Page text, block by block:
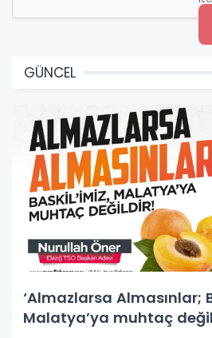
GÜNCEL
‘Almazlarsa Almasınlar;
Malatya’ya muhtaç